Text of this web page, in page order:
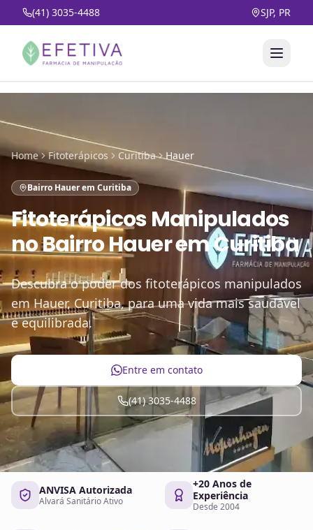
(41) 3035-4488 SJP, PR
Home Fitoterápicos Curitiba Hauer
Bairro Hauer em Curitiba
Fitoterápicos Manipulados
noBairro Hauer em Curitiba
Descubra o poder dos fitoterápicos manipulados
em Hauer, Curitiba, para uma vida mais saudável
e equilibrada.
Entre em contato
(41) 3035-4488
ANVISA Autorizada
Alvará Sanitário Ativo
+20 Anos de
Experiência
Desde 2004